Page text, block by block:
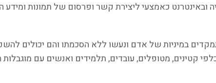
במדיה ובאינטרנט כאמצעי ליצירת קשר ופרסום של תמונות
במיניות של אדם ונעשו ללא הסכמתו והם יכולים
קטינים, מטופלים, עובדים, תלמידים ואנשים עם